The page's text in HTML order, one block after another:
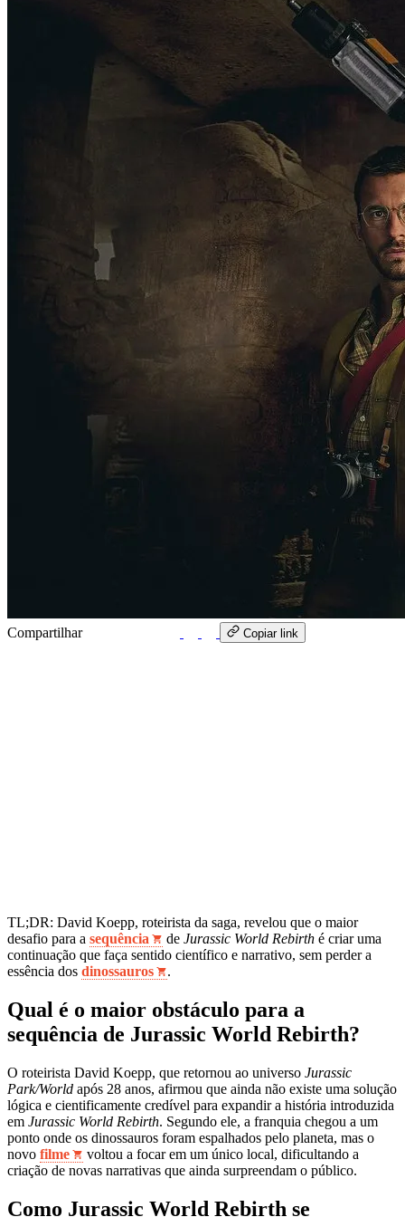
Compartilhar Copiar link
TL;DR: David Koepp, roteirista da saga, revelou que o maior
desafio para a sequência de Jurassic World Rebirth é criar uma
continuação que faça sentido científico e narrativo, sem perder a
essência dos dinossauros .
Qual é o maior obstáculo para a
sequência de Jurassic World Rebirth?
O roteirista David Koepp, que retornou ao universo Jurassic
Park/World após 28 anos, afirmou que ainda não existe uma solução
lógica e cientificamente credível para expandir a história introduzida
em Jurassic World Rebirth. Segundo ele, a franquia chegou a um
ponto onde os dinossauros foram espalhados pelo planeta, mas o
novo filme
voltou a focar em um único local, dificultando a
criação de novas narrativas que ainda surpreendam o público.
Como Jurassic World Rebirth se